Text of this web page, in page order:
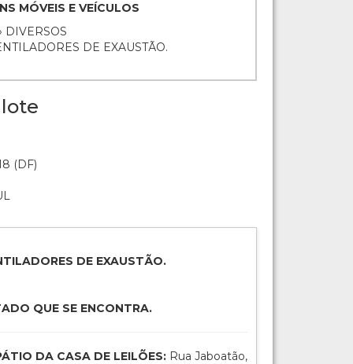
MÓVEIS E VEÍCULOS
DIVERSOS
DE EXAUSTÃO.
(DF)
DE EXAUSTÃO.
QUE SE ENCONTRA.
DA CASA DE LEILÕES: Rua Jaboatão,